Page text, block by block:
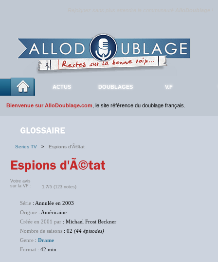
ACTUS DOUBLAGES V.F
Bienvenue sur AlloDoublage.com , le site référence du doublage français.
Series TV > Espions d'Ã©tat
Votre avis
sur la VF :
1.7/5 (123 notes)
Série : Annulée en 2003
Origine : Américaine
Créée en 2001 par : Michael Frost Beckner
Nombre de saisons : 02 (44 épisodes)
Genre : Drame
Format : 42 min